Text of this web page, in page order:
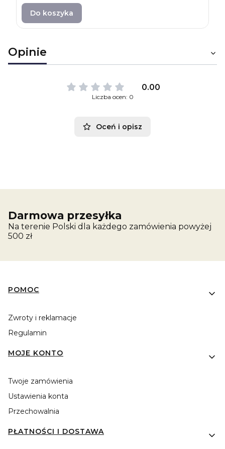
Do koszyka
Opinie
0.00
Liczba ocen: 0
Oceń i opisz
Darmowa przesyłka
Na terenie Polski dla każdego zamówienia powyżej
500 zł
Linki w stopce
POMOC
Zwroty i reklamacje
Regulamin
MOJE KONTO
Twoje zamówienia
Ustawienia konta
Przechowalnia
PŁATNOŚCI I DOSTAWA